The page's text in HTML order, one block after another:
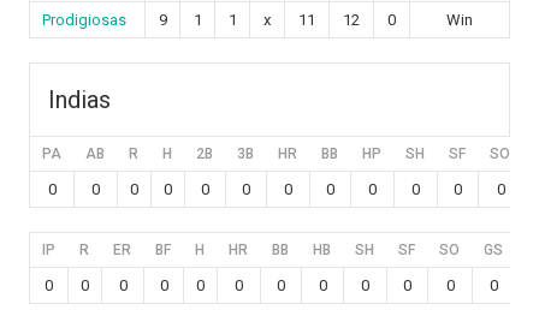
Prodigiosas
9 1 1 x 11 12 0 Win
Indias
PA AB R H 2B 3B HR BB HP SH SF SO
0 0 0 0 0 0 0 0 0 0 0 0
IP R ER BF H HR BB HB SH SF SO GS
0 0 0 0 0 0 0 0 0 0 0 0